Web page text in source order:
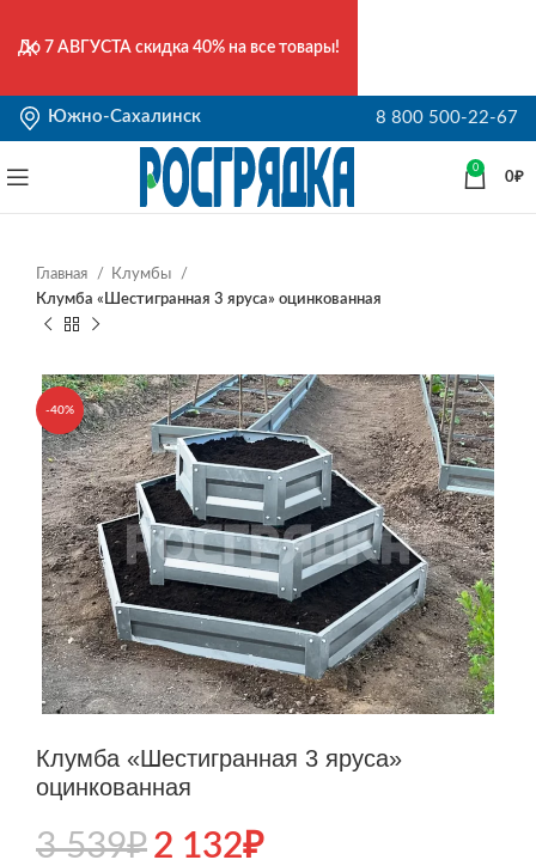
Южно-Сахалинск 8 800 500-22-67
0
0₽
Главная
Клумбы
Клумба «Шестигранная 3 яруса» оцинкованная
-40%
Клумба «Шестигранная 3 яруса»
оцинкованная
3 539₽ 2 132₽
До 7 АВГУСТА скидка 40% на все товары!